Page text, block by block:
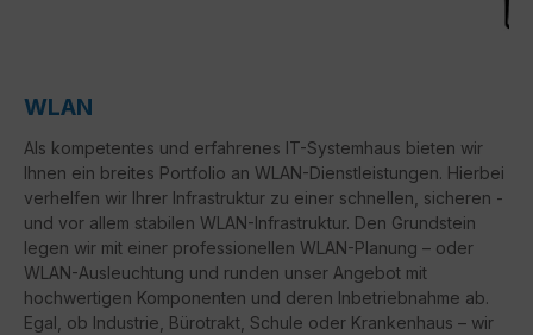
WLAN
Als kompetentes und erfahrenes IT-Systemhaus bieten wir
Ihnen ein breites Portfolio an WLAN-Dienstleistungen. Hierbei
verhelfen wir Ihrer Infrastruktur zu einer schnellen, sicheren -
und vor allem stabilen WLAN-Infrastruktur. Den Grundstein
legen wir mit einer professionellen WLAN-Planung – oder
WLAN-Ausleuchtung und runden unser Angebot mit
hochwertigen Komponenten und deren Inbetriebnahme ab.
Egal, ob Industrie, Bürotrakt, Schule oder Krankenhaus – wir